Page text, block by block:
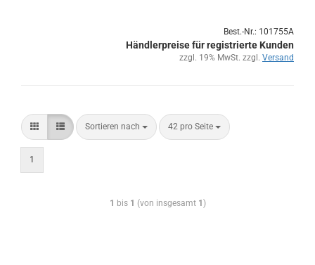
Best.-Nr.: 101755A
Händlerpreise für registrierte Kunden
zzgl. 19% MwSt. zzgl. Versand
Sortieren nach 42 pro Seite
1
1 bis 1 (von insgesamt 1 )